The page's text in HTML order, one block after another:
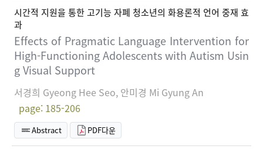
시간적 지원을 통한 고기능 자폐 청소년의 화용론적 언어 중재 효
과
Effects of Pragmatic Language Intervention for
High-Functioning Adolescents with Autism Usin
g Visual Support
서경희 Gyeong Hee Seo, 안미경 Mi Gyung An
page: 185-206
Abstract PDF다운